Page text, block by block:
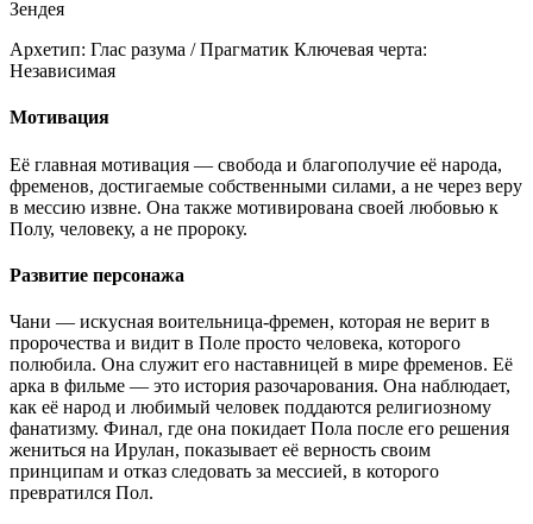
Зендея
Архетип: Глас разума / Прагматик Ключевая черта:
Независимая
Мотивация
Её главная мотивация — свобода и благополучие её народа,
фременов, достигаемые собственными силами, а не через веру
в мессию извне. Она также мотивирована своей любовью к
Полу, человеку, а не пророку.
Развитие персонажа
Чани — искусная воительница-фремен, которая не верит в
пророчества и видит в Поле просто человека, которого
полюбила. Она служит его наставницей в мире фременов. Её
арка в фильме — это история разочарования. Она наблюдает,
как её народ и любимый человек поддаются религиозному
фанатизму. Финал, где она покидает Пола после его решения
жениться на Ирулан, показывает её верность своим
принципам и отказ следовать за мессией, в которого
превратился Пол.